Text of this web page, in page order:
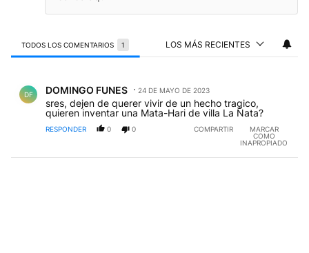
TODOS LOS COMENTARIOS 1 LOS MÁS RECIENTES
DF DOMINGO FUNES 24 DE MAYO DE 2023
sres, dejen de querer vivir de un hecho tragico,
quieren inventar una Mata-Hari de villa La Ñata?
RESPONDER 0 0 COMPARTIR
MARCAR
COMO
INAPROPIADO